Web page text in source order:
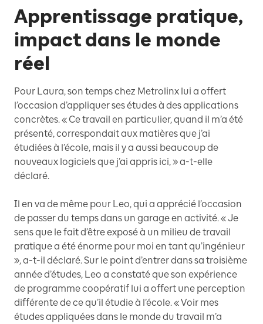
Apprentissage pratique,
impact dans le monde
réel
Pour Laura, son temps chez Metrolinx lui a offert
l’occasion d’appliquer ses études à des applications
concrètes. « Ce travail en particulier, quand il m’a été
présenté, correspondait aux matières que j’ai
étudiées à l’école, mais il y a aussi beaucoup de
nouveaux logiciels que j’ai appris ici, » a-t-elle
déclaré.
Il en va de même pour Leo, qui a apprécié l’occasion
de passer du temps dans un garage en activité. « Je
sens que le fait d’être exposé à un milieu de travail
pratique a été énorme pour moi en tant qu’ingénieur
», a-t-il déclaré. Sur le point d’entrer dans sa troisième
année d’études, Leo a constaté que son expérience
de programme coopératif lui a offert une perception
différente de ce qu’il étudie à l’école. « Voir mes
études appliquées dans le monde du travail m’a